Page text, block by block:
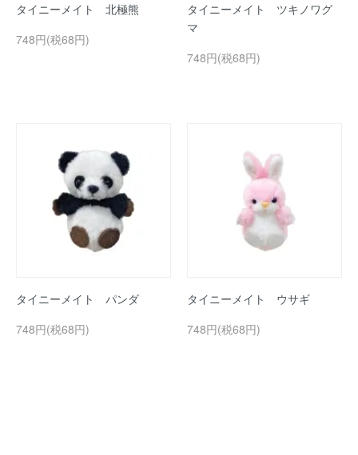
タイニーメイト 北極熊
748円(税68円)
タイニーメイト ツキノワグ
マ
748円(税68円)
タイニーメイト パンダ
748円(税68円)
タイニーメイト ウサギ
748円(税68円)